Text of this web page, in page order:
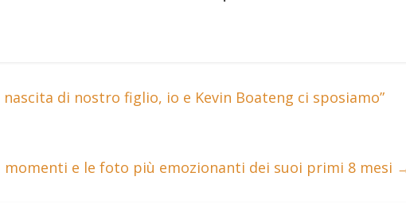
di nostro figlio, io e Kevin Boateng ci sposiamo”
momenti e le foto più emozionanti dei suoi primi 8 mesi